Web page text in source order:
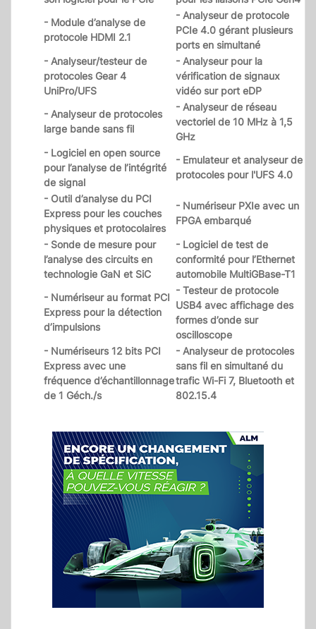
- Module d’analyse de
protocole HDMI 2.1
- Analyseur de protocole
PCIe 4.0 gérant plusieurs
ports en simultané
- Analyseur/testeur de
protocoles Gear 4
UniPro/UFS
- Analyseur pour la
vérification de signaux
vidéo sur port eDP
- Analyseur de protocoles
large bande sans fil
- Analyseur de réseau
vectoriel de 10 MHz à 1,5
GHz
- Logiciel en open source
pour l’analyse de l’intégrité
de signal
- Emulateur et analyseur de
protocoles pour l'UFS 4.0
- Outil d’analyse du PCI
Express pour les couches
physiques et protocolaires
- Numériseur PXIe avec un
FPGA embarqué
- Sonde de mesure pour
l’analyse des circuits en
technologie GaN et SiC
- Logiciel de test de
conformité pour l’Ethernet
automobile MultiGBase-T1
- Numériseur au format PCI
Express pour la détection
d’impulsions
- Testeur de protocole
USB4 avec affichage des
formes d’onde sur
oscilloscope
- Numériseurs 12 bits PCI
Express avec une
fréquence d’échantillonnage
de 1 Géch./s
- Analyseur de protocoles
sans fil en simultané du
trafic Wi-Fi 7, Bluetooth et
802.15.4